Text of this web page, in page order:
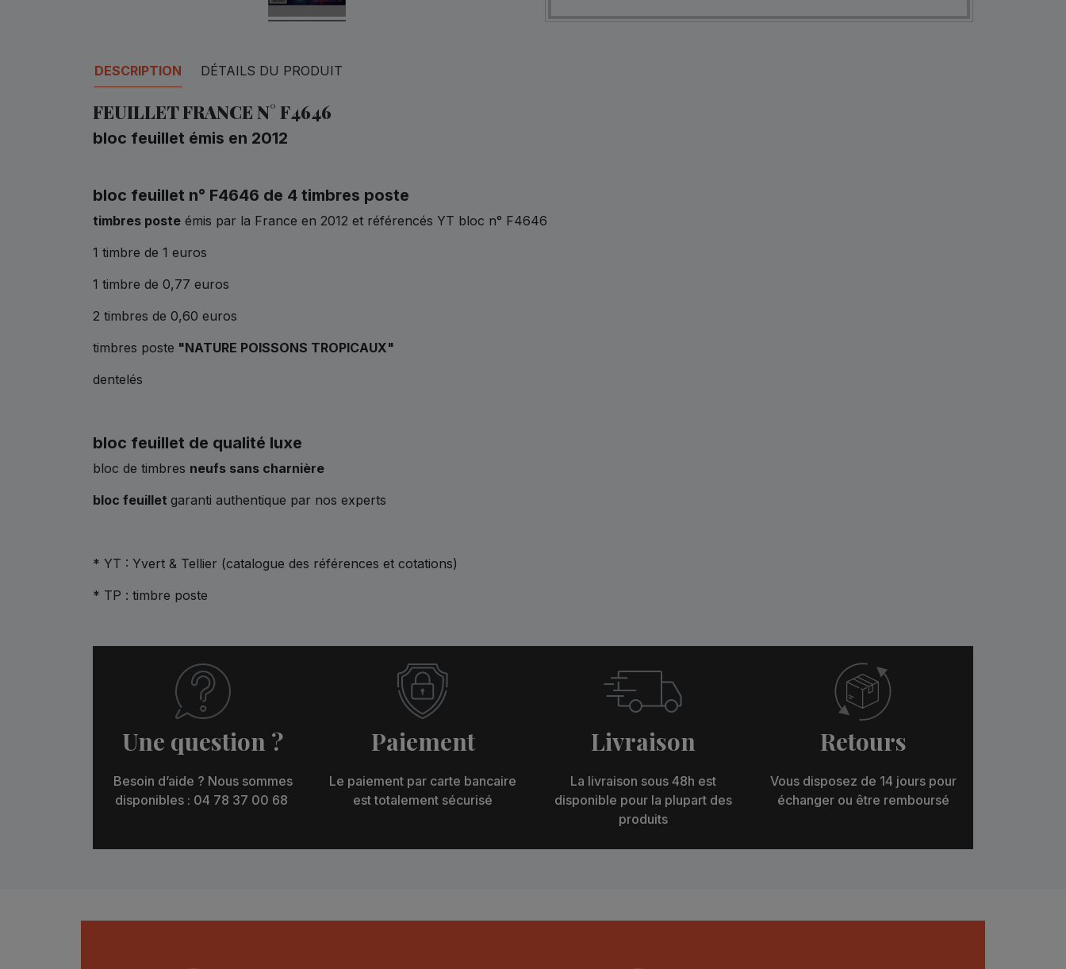
DESCRIPTION DÉTAILS DU PRODUIT
FEUILLET FRANCE N° F4646
bloc feuillet émis en 2012
bloc feuillet n° F4646 de 4 timbres poste
timbres poste émis par la France en 2012 et référencés YT bloc n° F4646
1 timbre de 1 euros
1 timbre de 0,77 euros
2 timbres de 0,60 euros
timbres poste "NATURE POISSONS TROPICAUX"
dentelés
bloc feuillet de qualité luxe
bloc de timbres neufs sans charnière
bloc feuillet garanti authentique par nos experts
* YT : Yvert & Tellier (catalogue des références et cotations)
* TP : timbre poste
Une question ?
Besoin d’aide ? Nous sommes
disponibles : 04 78 37 00 68
Paiement
Le paiement par carte bancaire
est totalement sécurisé
Livraison
La livraison sous 48h est
disponible pour la plupart des
produits
Retours
Vous disposez de 14 jours pour
échanger ou être remboursé